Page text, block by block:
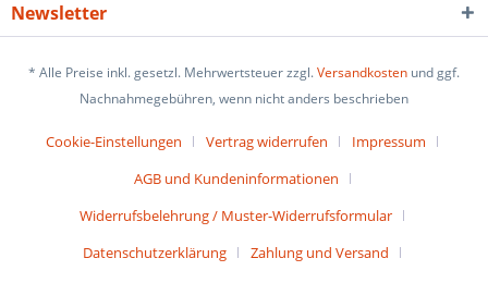
Newsletter
* Alle Preise inkl. gesetzl. Mehrwertsteuer zzgl.Versandkosten und ggf.
Nachnahmegebühren, wenn nicht anders beschrieben
Cookie-Einstellungen Vertrag widerrufen
Impressum
AGB und Kundeninformationen
Widerrufsbelehrung / Muster-Widerrufsformular
Datenschutzerklärung
Zahlung und Versand